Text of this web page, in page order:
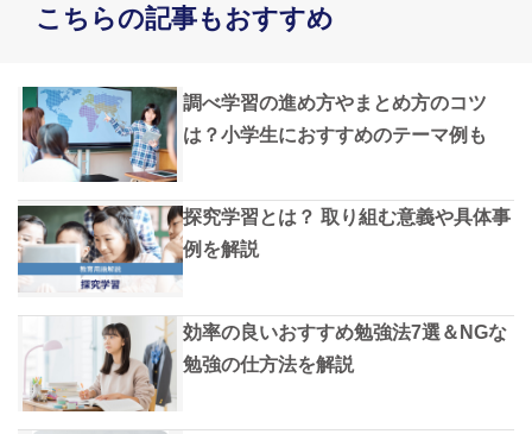
こちらの記事もおすすめ
調べ学習の進め方やまとめ方のコツ
は？小学生におすすめのテーマ例も
探究学習とは？ 取り組む意義や具体事
例を解説
効率の良いおすすめ勉強法7選＆NGな
勉強の仕方法を解説